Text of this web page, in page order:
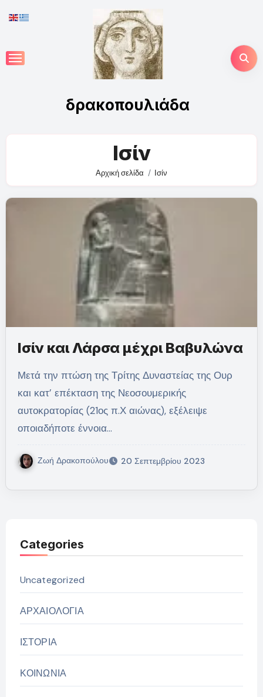
to
δρακοπουλιάδα
Ισίν
Αρχική σελίδα Ισίν
Ισίν και Λάρσα μέχρι Βαβυλώνα
Μετά την πτώση της Τρίτης Δυναστείας της Ουρ
και κατ’ επέκταση της Νεοσουμερικής
αυτοκρατορίας (21ος π.Χ αιώνας), εξέλειψε
οποιαδήποτε έννοια…
Ζωή Δρακοπούλου 20 Σεπτεμβρίου 2023
Categories
Uncategorized
ΑΡΧΑΙΟΛΟΓΙΑ
ΙΣΤΟΡΙΑ
ΚΟΙΝΩΝΙΑ